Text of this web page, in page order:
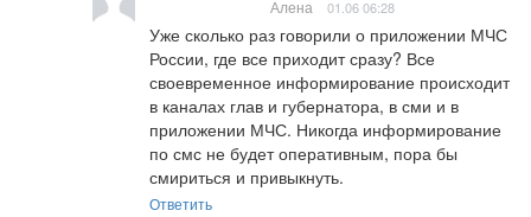
Алена 01.06 06:28
Уже сколько раз говорили о приложении МЧС
России, где все приходит сразу? Все
своевременное информирование происходит
в каналах глав и губернатора, в сми и в
приложении МЧС. Никогда информирование
по смс не будет оперативным, пора бы
смириться и привыкнуть.
Ответить